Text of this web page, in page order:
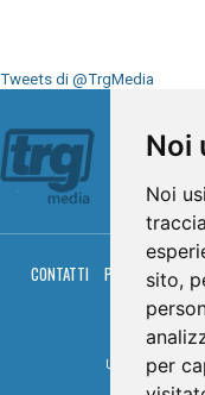
Noi
Noi
sito,
per
Tweets di @TrgMedia
CONTATTI PRIVACY
©
Umbria